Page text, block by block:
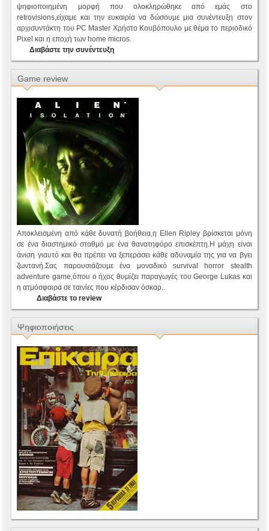
ψηφιοποιημένη μορφή που ολοκληρώθηκε από εμάς στο
retrovisions,είχαμε και την ευκαιρία να δώσουμε μια συνέντευξη στον
αρχισυντάκτη του PC Master Χρήστο Κουβόπουλο με θέμα το περιοδικό
Pixel και η εποχή των home micros.
Διαβάστε την συνέντευξη
Game review
Αποκλεισμένη από κάθε δυνατή βοήθεια,η Ellen Ripley βρίσκεται μόνη
σε ένα διαστημικό σταθμό με ένα θανατηφόρο επισκέπτη.Η μάχη είναι
άνιση γιαυτό και θα πρέπει να ξεπεράσει κάθε αδυναμία της για να βγει
ζωντανή.Σας παρουσιάζουμε ένα μοναδικό survival horror stealth
adventure game,όπου ο ήχος θυμίζει παραγωγές του George Lukas και
η ατμόσφαιρα σε ταινίες που κέρδισαν όσκαρ..
Διαβάστε το review
Ψηφιοποιήσεις